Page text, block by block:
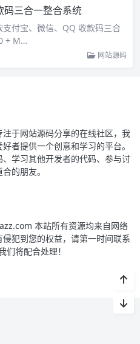
码三合一整合系统
付宝、微信、QQ 收款码三合
+ M…
网站源码
于网站源码分享的在线社区，我
者提供一个创意和学习的平台。
学习其他开发者的代码、参与讨
的朋友。
本站所有资源均来自网络
犯到您的权益，请第一时间联系
将配合处理！